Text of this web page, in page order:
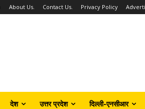
About Us. Contact Us. Privacy Policy
देश उत्तर प्रदेश दिल्ली-एनसीआर